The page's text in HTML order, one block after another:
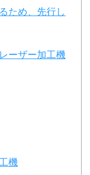
ため、先行し
ーザー加工機
機